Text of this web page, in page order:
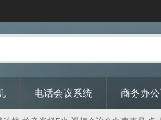
电话会议系统 商务办